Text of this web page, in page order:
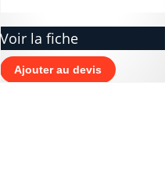
Voir la fiche
Ajouter au devis